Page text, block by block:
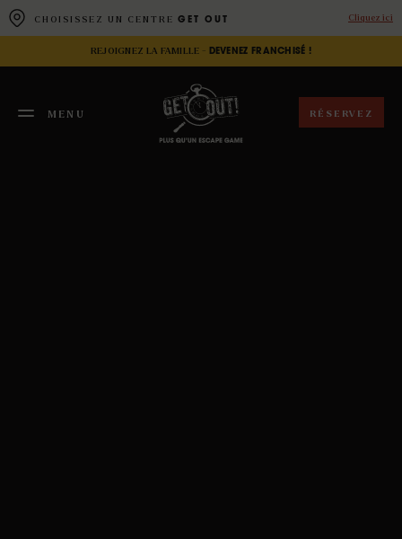
CHOISISSEZ UN CENTRE GET OUT Cliquez ici
REJOIGNEZ LA FAMILLE - DEVENEZ FRANCHISÉ !
MENU
RÉSERVEZ
Panneau de gestion des cookies